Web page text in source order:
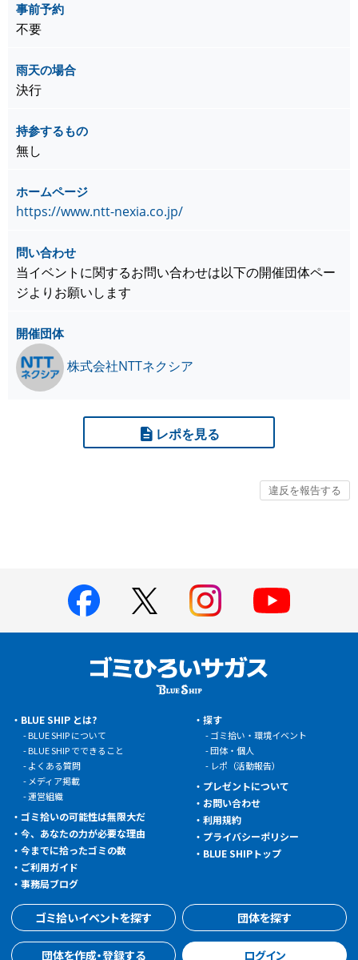
事前予約
不要
雨天の場合
決行
持参するもの
無し
ホームページ
https://www.ntt-nexia.co.jp/
問い合わせ
当イベントに関するお問い合わせは以下の開催団体ペー
ジよりお願いします
開催団体
株式会社NTTネクシア
レポを見る
BLUE SHIP とは?
BLUE SHIP について
BLUE SHIP でできること
よくある質問
メディア掲載
運営組織
ゴミ拾いの可能性は無限大だ
今、あなたの力が必要な理由
今までに拾ったゴミの数
ご利用ガイド
事務局ブログ
探す
ゴミ拾い・環境イベント
団体・個人
レポ（活動報告）
プレゼントについて
お問い合わせ
利用規約
プライバシーポリシー
BLUE SHIPトップ
ゴミ拾いイベントを探す 団体を探す
団体を作成・登録する ログイン